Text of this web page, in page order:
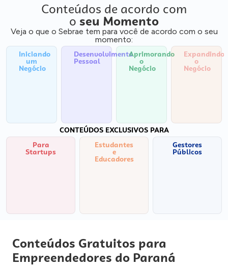
Conteúdos de acordo com
o seu Momento
Veja o que o Sebrae tem para você de acordo com o seu
momento:
Iniciando
um
Negócio
Desenvolvimento
Pessoal
Aprimorando
o
Negócio
Expandindo
o
Negócio
CONTEÚDOS EXCLUSIVOS PARA
Para
Startups
Estudantes
e
Educadores
Gestores
Públicos
Conteúdos Gratuitos para
Empreendedores do Paraná